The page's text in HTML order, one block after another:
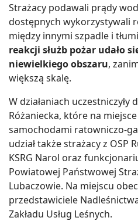
Strażacy podawali prądy
dostępnych wykorzystywali
między innymi szpadle i
reakcji służb pożar udało
niewielkiego obszaru,
większą skalę.
W działaniach uczestniczyły
Różaniecka, które na
samochodami ratowniczo-
udział także strażacy z OSP
KSRG Narol oraz
Powiatowej Państwowej
Lubaczowie. Na miejscu
przedstawiciele
Zakładu Usług Leśnych.